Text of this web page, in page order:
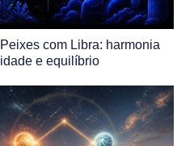
com Libra: harmonia
e equilíbrio